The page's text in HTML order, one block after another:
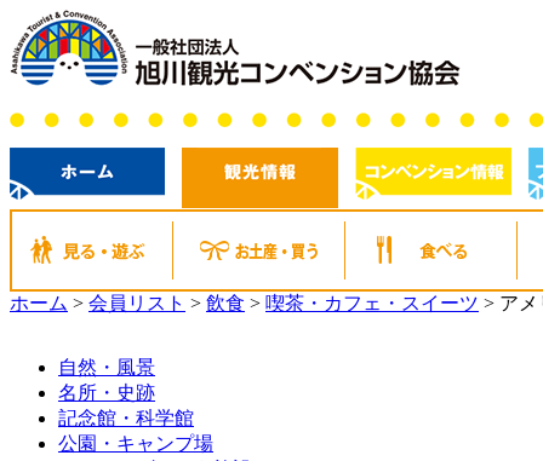
ホーム > 会員リスト > 飲食 > 喫茶・カフェ・スイーツ > アメ
自然・風景
名所・史跡
記念館・科学館
公園・キャンプ場